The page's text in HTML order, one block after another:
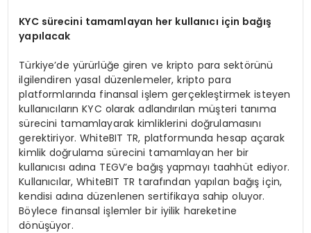
KYC sürecini tamamlayan her kullanıcı için bağış
yapılacak
Türkiye’de yürürlüğe giren ve kripto para sektörünü
ilgilendiren yasal düzenlemeler, kripto para
platformlarında finansal işlem gerçekleştirmek isteyen
kullanıcıların KYC olarak adlandırılan müşteri tanıma
sürecini tamamlayarak kimliklerini doğrulamasını
gerektiriyor. WhiteBIT TR, platformunda hesap açarak
kimlik doğrulama sürecini tamamlayan her bir
kullanıcısı adına TEGV’e bağış yapmayı taahhüt ediyor.
Kullanıcılar, WhiteBIT TR tarafından yapılan bağış için,
kendisi adına düzenlenen sertifikaya sahip oluyor.
Böylece finansal işlemler bir iyilik hareketine
dönüşüyor.